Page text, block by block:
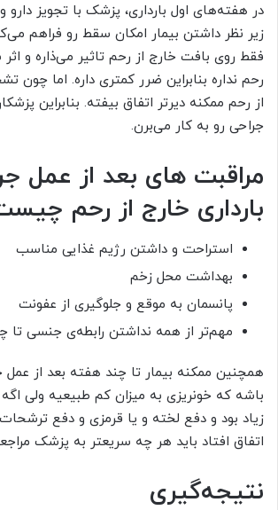
در هفته‌های اول بارداری، پزشک با تجویز دارو
زیر نظر داشتن بیمار امکان سقط رو فراهم
فقط روی بافت خارج از رحم تاثیر می‌ذاره و
رحم نداره بنابراین ضرر کمتری داره. اما چون
از رحم ممکنه دیرتر اتفاق بیفته. بنابراین
جراحی رو به کار می‌برن.
مراقبت های بعد از عمل
بارداری خارج از رحم
استراحت و داشتن رژیم غذایی مناسب
بهداشت محل زخم
پانسمان به موقع و جلوگیری از عفونت
مهم‌تر از همه نداشتن رابطه‌ی جنسی تا
همچنین ممکنه بیمار تا چند هفته بعد از عمل
باشه که خونریزی به میزان کم طبیعیه ولی اگه
زیاد بود و دفع لخته و یا قرمزی و دفع
اتفاق افتاد باید هر چه سریعتر به پزشک
نتیجه‌گیری